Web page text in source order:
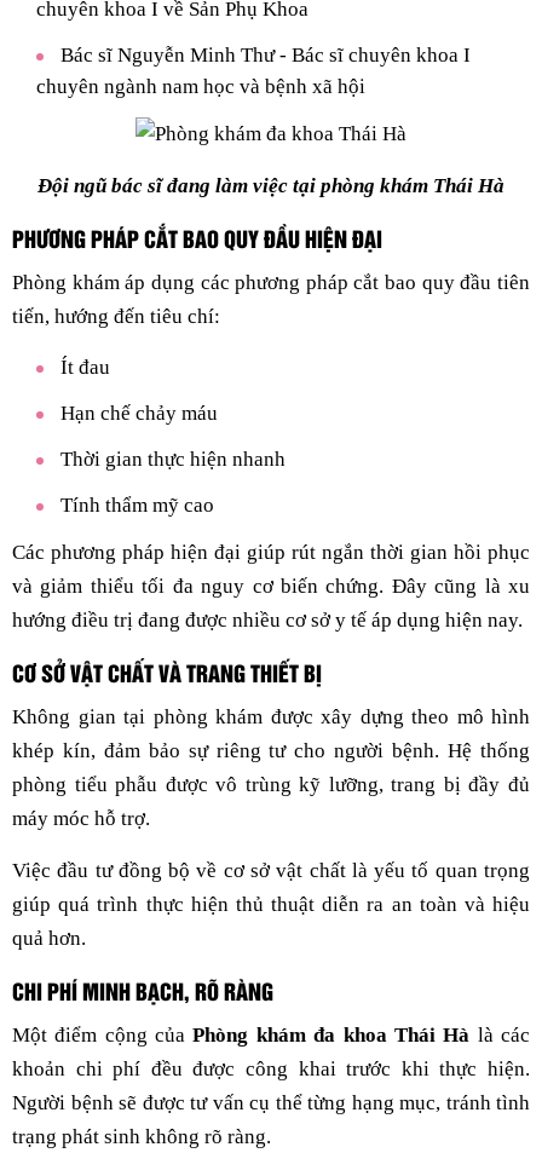
chuyên khoa I về Sản Phụ Khoa
Bác sĩ Nguyễn Minh Thư - Bác sĩ chuyên khoa I
chuyên ngành nam học và bệnh xã hội
Đội ngũ bác sĩ đang làm việc tại phòng khám Thái Hà
PHƯƠNG PHÁP CẮT BAO QUY ĐẦU HIỆN ĐẠI
Phòng khám áp dụng các phương pháp cắt bao quy đầu tiên
tiến, hướng đến tiêu chí:
Ít đau
Hạn chế chảy máu
Thời gian thực hiện nhanh
Tính thẩm mỹ cao
Các phương pháp hiện đại giúp rút ngắn thời gian hồi phục
và giảm thiểu tối đa nguy cơ biến chứng. Đây cũng là xu
hướng điều trị đang được nhiều cơ sở y tế áp dụng hiện nay.
CƠ SỞ VẬT CHẤT VÀ TRANG THIẾT BỊ
Không gian tại phòng khám được xây dựng theo mô hình
khép kín, đảm bảo sự riêng tư cho người bệnh. Hệ thống
phòng tiểu phẫu được vô trùng kỹ lưỡng, trang bị đầy đủ
máy móc hỗ trợ.
Việc đầu tư đồng bộ về cơ sở vật chất là yếu tố quan trọng
giúp quá trình thực hiện thủ thuật diễn ra an toàn và hiệu
quả hơn.
CHI PHÍ MINH BẠCH, RÕ RÀNG
Một điểm cộng củaPhòng khám đa khoa Thái Hà là các
khoản chi phí đều được công khai trước khi thực hiện.
Người bệnh sẽ được tư vấn cụ thể từng hạng mục, tránh tình
trạng phát sinh không rõ ràng.